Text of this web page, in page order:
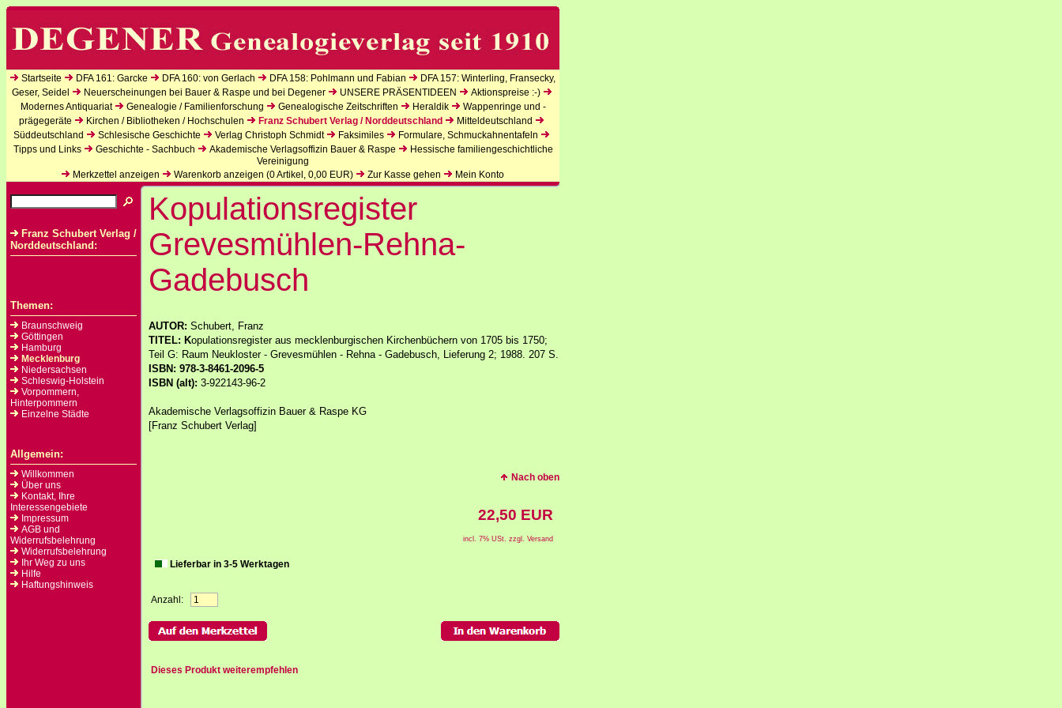
Startseite DFA 161: Garcke DFA 160: von Gerlach DFA 158: Pohlmann und Fabian
DFA 157: Winterling, Fransecky,
Geser, Seidel
Neuerscheinungen bei Bauer & Raspe und bei Degener UNSERE PRÄSENTIDEEN
Aktionspreise :-)
Modernes Antiquariat
Genealogie / Familienforschung Genealogische Zeitschriften Heraldik
Wappenringe und -
prägegeräte
Kirchen / Bibliotheken / Hochschulen Franz Schubert Verlag / Norddeutschland
Mitteldeutschland
Süddeutschland
Schlesische Geschichte Verlag Christoph Schmidt Faksimiles
Formulare, Schmuckahnentafeln
Tipps und Links
Geschichte - Sachbuch Akademische Verlagsoffizin Bauer & Raspe
Hessische familiengeschichtliche
Vereinigung
Merkzettel anzeigen
Warenkorb anzeigen (0Artikel, 0,00 EUR) Zur Kasse gehen Mein Konto
Franz Schubert Verlag /
Norddeutschland:
Themen:
Braunschweig
Göttingen
Hamburg
Mecklenburg
Niedersachsen
Schleswig-Holstein
Vorpommern,
Hinterpommern
Einzelne Städte
Allgemein:
Willkommen
Über uns
Kontakt, Ihre
Interessengebiete
Impressum
AGB und
Widerrufsbelehrung
Widerrufsbelehrung
Ihr Weg zu uns
Hilfe
Haftungshinweis
Kopulationsregister
Grevesmühlen-Rehna-
Gadebusch
AUTOR: Schubert, Franz
TITEL: Kopulationsregister aus mecklenburgischen Kirchenbüchern von 1705 bis 1750;
Teil G: Raum Neukloster - Grevesmühlen - Rehna - Gadebusch, Lieferung 2; 1988. 207 S.
ISBN: 978-3-8461-2096-5
ISBN (alt): 3-922143-96-2
Akademische Verlagsoffizin Bauer & Raspe KG
[Franz Schubert Verlag]
Nach oben
22,50 EUR
incl. 7% USt. zzgl. Versand
Lieferbar in 3-5 Werktagen
Anzahl:
Dieses Produkt weiterempfehlen